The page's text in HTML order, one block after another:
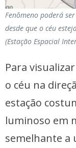
Fenômeno poderá
desde que o céu
(Estação Espacial
Para
o céu na
estação
luminoso em
semelhante